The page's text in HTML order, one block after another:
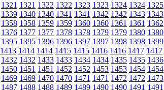
1321 1321 1322 1322 1323 1323 1324 1324 1325
1339 1340 1340 1341 1341 1342 1342 1343 1343
1358 1358 1359 1359 1360 1360 1361 1361 1362
1376 1377 1377 1378 1378 1379 1379 1380 1380
1395 1395 1396 1396 1397 1397 1398 1398 1399
1413 1414 1414 1415 1415 1416 1416 1417 1417
1432 1432 1433 1433 1434 1434 1435 1435 1436
1450 1451 1451 1452 1452 1453 1453 1454 1454
1469 1469 1470 1470 1471 1471 1472 1472 1473
1487 1488 1488 1489 1489 1490 1490 1491 1491